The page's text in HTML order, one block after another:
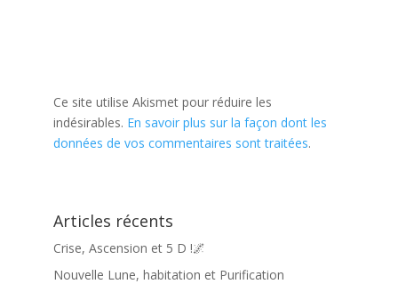
Ce site utilise Akismet pour réduire les
indésirables. En savoir plus sur la façon dont les
données de vos commentaires sont traitées.
Articles récents
Crise, Ascension et 5 D !🌌
Nouvelle Lune, habitation et Purification